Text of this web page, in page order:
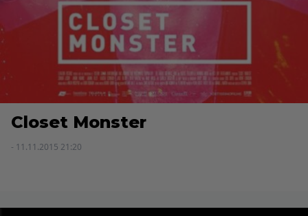
Closet Monster
- 11.11.2015 21:20